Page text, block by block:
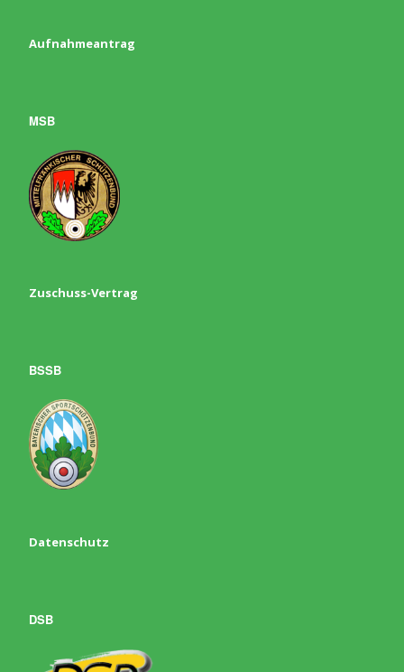
Aufnahmeantrag
MSB
Zuschuss-Vertrag
BSSB
Datenschutz
DSB